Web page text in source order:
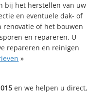
bij het herstellen van uw
en eventuele dak- of
renovatie of het bouwen
en repareren. U
repareren en reinigen
»
en we helpen u direct,